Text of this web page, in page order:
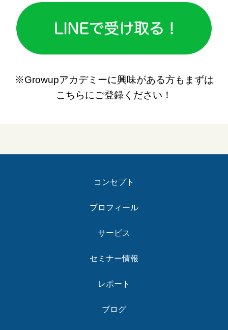
※Growupアカデミーに興味がある方もまずは
こちらにご登録ください！
コンセプト
プロフィール
サービス
セミナー情報
レポート
ブログ